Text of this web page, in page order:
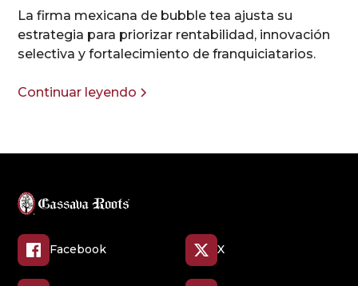
La firma mexicana de bubble tea ajusta su
estrategia para priorizar rentabilidad, innovación
selectiva y fortalecimiento de franquiciatarios.
Continuar leyendo
Facebook X